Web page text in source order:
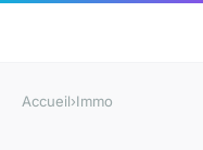
Accueil›Immo